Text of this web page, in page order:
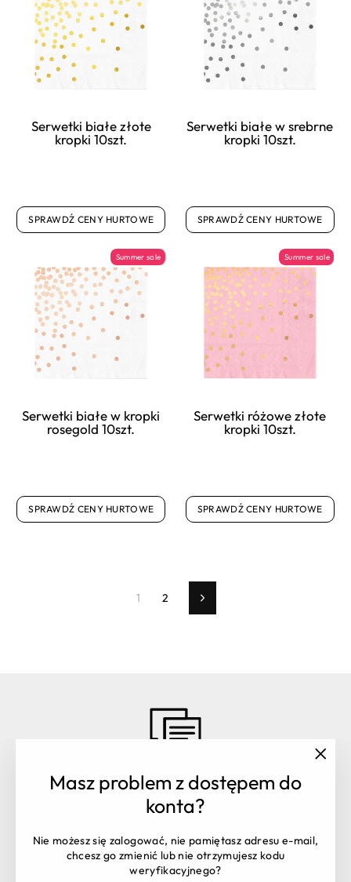
Masz problem z dostępem do
konta?
Nie możesz się zalogować, nie pamiętasz adresu e-mail,
chcesz go zmienić lub nie otrzymujesz kodu
weryfikacyjnego?
Serwetki białe złote
kropki 10szt.
SPRAWDŹ CENY HURTOWE
Serwetki białe w srebrne
kropki 10szt.
SPRAWDŹ CENY HURTOWE
Summer sale
Serwetki białe w kropki
rosegold 10szt.
SPRAWDŹ CENY HURTOWE
Summer sale
Serwetki różowe złote
kropki 10szt.
SPRAWDŹ CENY HURTOWE
1 2 Dalej
Masz pytania? Skontaktuj się z
Obsługa zamówień:
+48 516 106 398
shop@partypal.pl
trade@partypal.pl